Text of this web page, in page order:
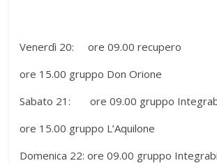
Venerdì 20: ore 09.00 recupero
ore 15.00 gruppo Don Orione
Sabato 21: ore 09.00 gruppo
ore 15.00 gruppo L’Aquilone
Domenica 22: ore 09.00 gruppo